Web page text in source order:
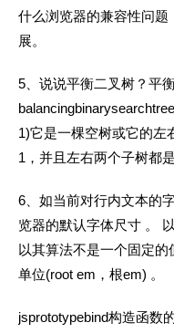
什么浏览器的兼容性问
展。
5、说说平衡二叉树？平
1)它是一棵空树或它的左
1，并且左右两个子树都
6、如当前对行内文本的
览器的默认字体尺寸 。
以其算法不是一个固定
单位(root em，根em) 。
jsprototypebind构造函数